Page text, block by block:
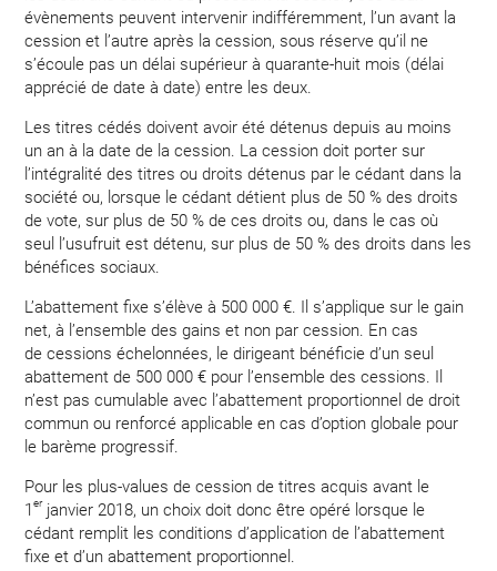
évènements peuvent intervenir indifféremment, l’un avant la
cession et l’autre après la cession, sous réserve qu’il ne
s’écoule pas un délai supérieur à quarante-huit mois (délai
apprécié de date à date) entre les deux.
Les titres cédés doivent avoir été détenus depuis au moins
un an à la date de la cession. La cession doit porter sur
l’intégralité des titres ou droits détenus par le cédant dans la
société ou, lorsque le cédant détient plus de 50 % des droits
de vote, sur plus de 50 % de ces droits ou, dans le cas où
seul l’usufruit est détenu, sur plus de 50 % des droits dans les
bénéfices sociaux.
L’abattement fixe s’élève à 500 000 €. Il s’applique sur le gain
net, à l’ensemble des gains et non par cession. En cas
de cessions échelonnées, le dirigeant bénéficie d’un seul
abattement de 500 000 € pour l’ensemble des cessions. Il
n’est pas cumulable avec l’abattement proportionnel de droit
commun ou renforcé applicable en cas d’option globale pour
le barème progressif.
Pour les plus-values de cession de titres acquis avant le
1er janvier 2018, un choix doit donc être opéré lorsque le
cédant remplit les conditions d’application de l’abattement
fixe et d’un abattement proportionnel.